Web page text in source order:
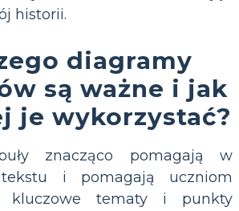
historii.
diagramy
są ważne i jak
je wykorzystać?
znacząco pomagają w
i pomagają uczniom
kluczowe tematy i punkty